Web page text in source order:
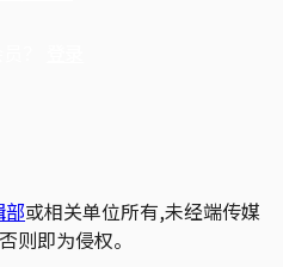
或相关单位所有,未经端传媒
则即为侵权。